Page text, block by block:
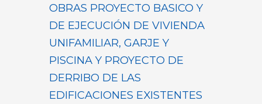
OBRAS PROYECTO BASICO Y
DE EJECUCIÓN DE VIVIENDA
UNIFAMILIAR, GARJE Y
PISCINA Y PROYECTO DE
DERRIBO DE LAS
EDIFICACIONES EXISTENTES